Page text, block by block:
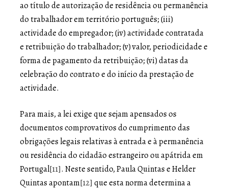
ao título de autorização de residência ou permanência
do trabalhador em território português; (iii)
actividade do empregador; (iv) actividade contratada
e retribuição do trabalhador; (v) valor, periodicidade e
forma de pagamento da retribuição; (vi) datas da
celebração do contrato e do início da prestação de
actividade.
Para mais, a lei exige que sejam apensados os
documentos comprovativos do cumprimento das
obrigações legais relativas à entrada e à permanência
ou residência do cidadão estrangeiro ou apátrida em
Portugal[11]. Neste sentido, Paula Quintas e Helder
Quintas apontam[12] que esta norma determina a